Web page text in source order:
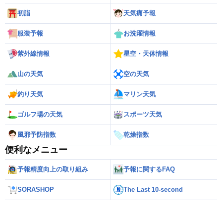
初詣 天気痛予報
服装予報 お洗濯情報
紫外線情報 星空・天体情報
山の天気 空の天気
釣り天気 マリン天気
ゴルフ場の天気 スポーツ天気
風邪予防指数 乾燥指数
便利なメニュー
予報精度向上の取り組み 予報に関するFAQ
SORASHOP The Last 10-second